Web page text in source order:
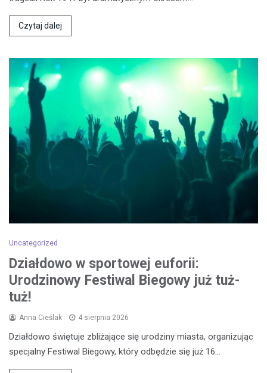
Czytaj dalej
Uncategorized
Działdowo w sportowej euforii:
Urodzinowy Festiwal Biegowy już tuż-
tuż!
Anna Cieślak 4 sierpnia 2026
Działdowo świętuje zbliżające się urodziny miasta, organizując
specjalny Festiwal Biegowy, który odbędzie się już 16…